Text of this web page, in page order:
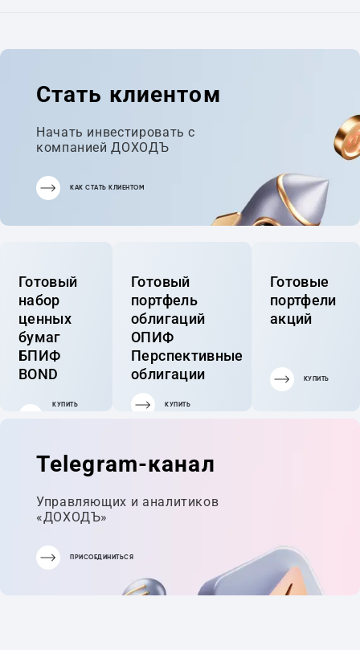
Стать клиентом
Начать инвестировать с
компанией ДОХОДЪ
КАК СТАТЬ КЛИЕНТОМ
Готовый
набор
ценных
бумаг
БПИФ
BOND
КУПИТЬ
Готовый
портфель
облигаций
ОПИФ
Перспективные
облигации
КУПИТЬ
Готовые
портфели
акций
КУПИТЬ
Telegram-канал
Управляющих и аналитиков
«ДОХОДЪ»
ПРИСОЕДИНИТЬСЯ